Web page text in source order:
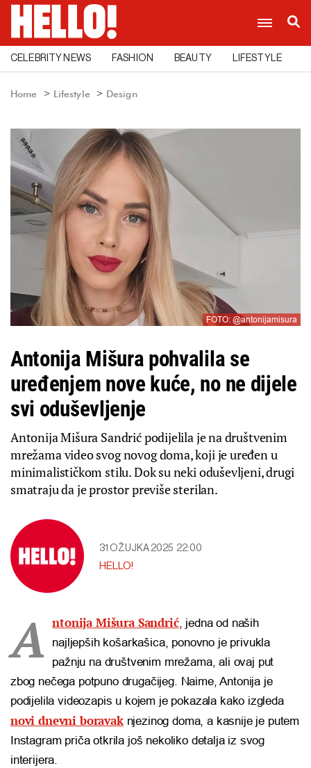
CELEBRITY NEWS FASHION BEAUTY LIFESTYLE
Home Lifestyle Design
FOTO: @antonijamisura
Antonija Mišura pohvalila se
uređenjem nove kuće, no ne dijele
svi oduševljenje
Antonija Mišura Sandrić podijelila je na društvenim
mrežama video svog novog doma, koji je uređen u
minimalističkom stilu. Dok su neki oduševljeni, drugi
smatraju da je prostor previše sterilan.
31 OŽUJKA 2025 22:00
HELLO!
A ntonija Mišura Sandrić, jedna od naših
najljepših košarkašica, ponovno je privukla
pažnju na društvenim mrežama, ali ovaj put
zbog nečega potpuno drugačijeg. Naime, Antonija je
podijelila videozapis u kojem je pokazala kako izgleda
novi dnevni boravaknjezinog doma, a kasnije je putem
Instagram priča otkrila još nekoliko detalja iz svog
interijera.